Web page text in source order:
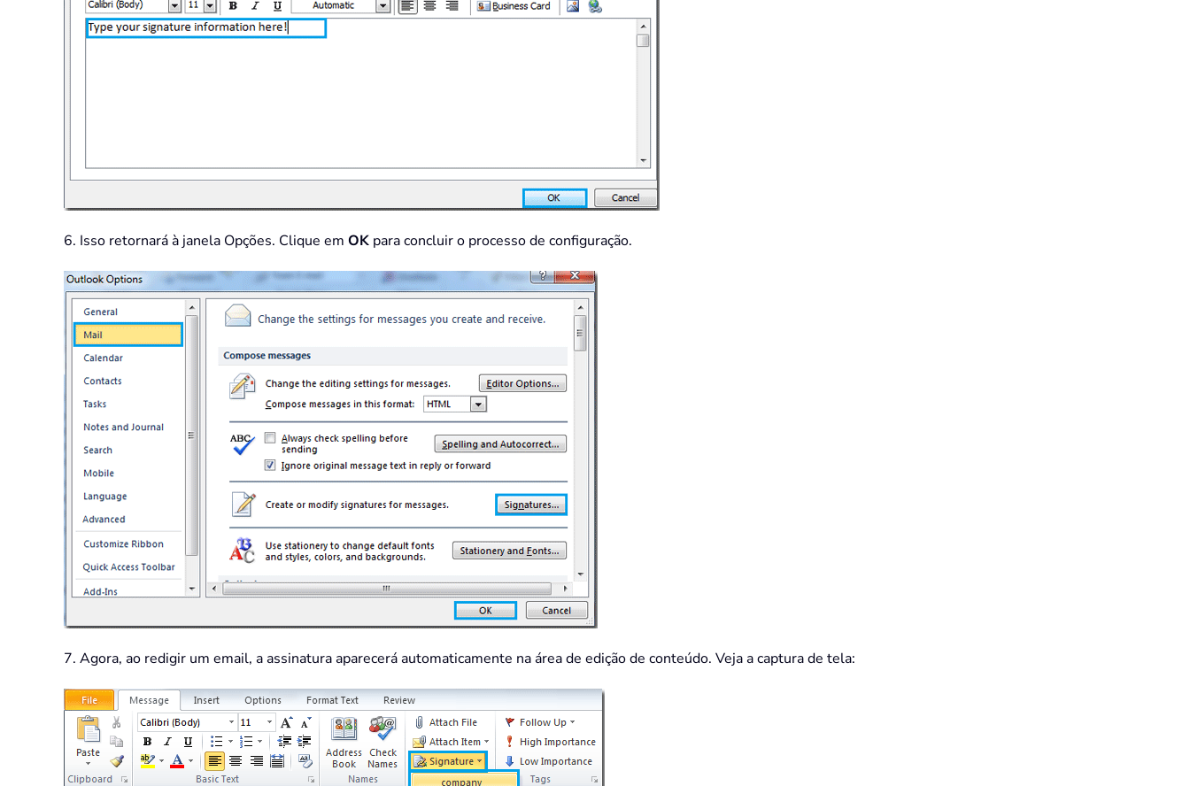
6. Isso retornará à janela Opções. Clique em OK para concluir o processo de configuração.
7. Agora, ao redigir um email, a assinatura aparecerá automaticamente na área de edição de conteúdo. Veja a captura de tela: